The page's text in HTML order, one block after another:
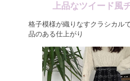
上品なツイード風
格子模様が織りなすクラシカル
品のある仕上がり